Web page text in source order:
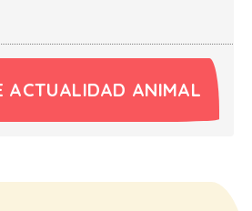
ACTUALIDAD ANIMAL